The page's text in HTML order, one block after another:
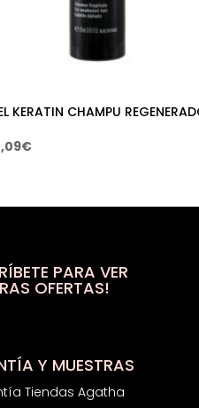
KERATIN CHAMPU
€El
es:
PARA VER
OFERTAS!
Y MUESTRAS
Tiendas Agatha